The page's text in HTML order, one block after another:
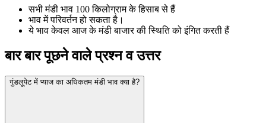
सभी मंडी भाव 100 किलोग्राम के हिसाब से हैं
भाव में परिवर्तन हो सकता है।
ये भाव केवल आज के मंडी बाजार की स्थिति को इंगित करती हैं
बार बार पूछने वाले प्रश्न व उत्तर
गुंडलूपेट में प्याज का अधिकतम मंडी भाव क्या है?